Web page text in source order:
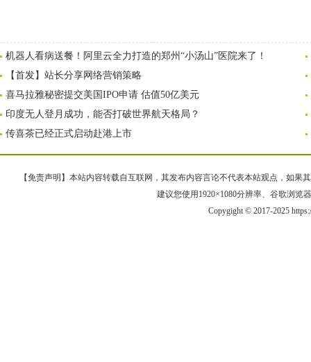
机器人看病送餐！阿里云全力打造的郑州“小汤山”医院来了！
【首发】站长分享网络营销策略
喜马拉雅秘密提交美国IPO申请 估值50亿美元
印度无人登月成功，能否打破世界航天格局？
传喜茶已经正式启动赴港上市
【免责声明】本站内容转载自互联网，其发布内容言论不代表本站观点，如果
建议您使用1920×1080分辨率、谷歌浏览
Copygight © 2017-2025